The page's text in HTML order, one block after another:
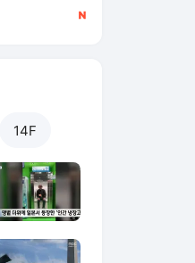
14F